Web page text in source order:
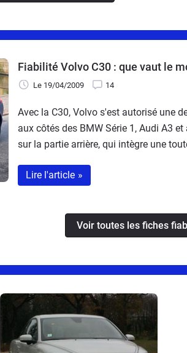
Fiabilité Volvo C30 : que vaut le
Le 19/04/2009 14
Avec la C30, Volvo s'est autorisé une
aux côtés des BMW Série 1, Audi A3
sur la partie arrière, qui intègre une
est d'un très bon niveau, sans
l'occasion réduit, même si l'on arrive
essence, tout comme le diesel D5, ne
nécessite pas énormément de place.
Lire l'article »
Voir toutes les fiches